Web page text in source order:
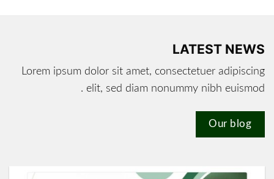
LATEST NEWS
Lorem ipsum dolor sit amet, consectetuer adipiscing
elit, sed diam nonummy nibh euismod .
Our blog